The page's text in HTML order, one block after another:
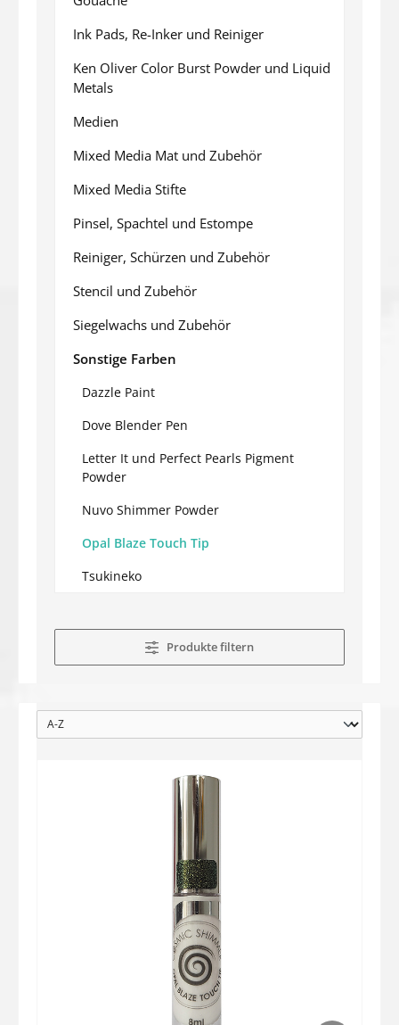
Ink Pads, Re-Inker und Reiniger
Ken Oliver Color Burst Powder und Liquid
Metals
Medien
Mixed Media Mat und Zubehör
Mixed Media Stifte
Pinsel, Spachtel und Estompe
Reiniger, Schürzen und Zubehör
Stencil und Zubehör
Siegelwachs und Zubehör
Sonstige Farben
Dazzle Paint
Dove Blender Pen
Letter It und Perfect Pearls Pigment
Powder
Nuvo Shimmer Powder
Opal Blaze Touch Tip
Tsukineko
Produkte filtern